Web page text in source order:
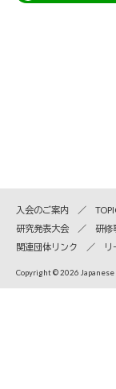
入会のご案内
研究発表大会
研修
関連団体リンク
リ
Copyright © 2026